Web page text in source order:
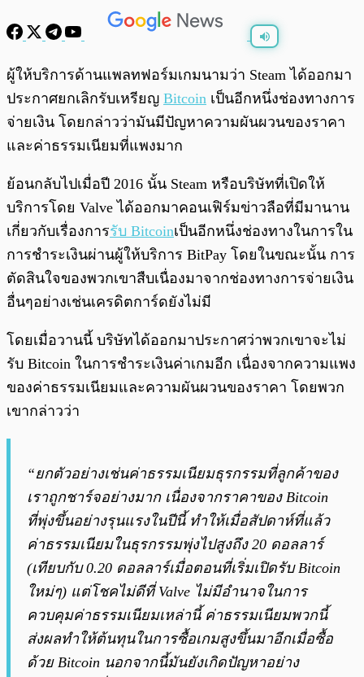
พร้อมเล่น 0:00/
ผู้ให้บริการด้านแพลทฟอร์มเกมนามว่า Steam ได้ออกมา
ประกาศยกเลิกรับเหรียญ Bitcoin เป็นอีกหนึ่งช่องทางการ
จ่ายเงิน โดยกล่าวว่ามันมีปัญหาความผันผวนของราคา
และค่าธรรมเนียมที่แพงมาก
ย้อนกลับไปเมื่อปี 2016 นั้น Steam หรือบริษัทที่เปิดให้
บริการโดย Valve ได้ออกมาคอนเฟิร์มข่าวลือที่มีมานาน
เกี่ยวกับเรื่องการรับ Bitcoinเป็นอีกหนึ่งช่องทางในการใน
การชำระเงินผ่านผู้ให้บริการ BitPay โดยในขณะนั้น การ
ตัดสินใจของพวกเขาสืบเนื่องมาจากช่องทางการจ่ายเงิน
อื่นๆอย่างเช่นเครดิตการ์ดยังไม่มี
โดยเมื่อวานนี้ บริษัทได้ออกมาประกาศว่าพวกเขาจะไม่
รับ Bitcoin ในการชำระเงินค่าเกมอีก เนื่องจากความแพง
ของค่าธรรมเนียมและความผันผวนของราคา โดยพวก
เขากล่าวว่า
“ยกตัวอย่างเช่นค่าธรรมเนียมธุรกรรมที่ลูกค้าของ
เราถูกชาร์จอย่างมาก เนื่องจากราคาของ Bitcoin
ที่พุ่งขึ้นอย่างรุนแรงในปีนี้ ทำให้เมื่อสัปดาห์ที่แล้ว
ค่าธรรมเนียมในธุรกรรมพุ่งไปสูงถึง 20 ดอลลาร์
(เทียบกับ 0.20 ดอลลาร์เมื่อตอนที่เริ่มเปิดรับ Bitcoin
ใหม่ๆ) แต่โชคไม่ดีที่ Valve ไม่มีอำนาจในการ
ควบคุมค่าธรรมเนียมเหล่านี้ ค่าธรรมเนียมพวกนี้
ส่งผลทำให้ต้นทุนในการซื้อเกมสูงขึ้นมาอีกเมื่อซื้อ
ด้วย Bitcoin นอกจากนี้มันยังเกิดปัญหาอย่าง